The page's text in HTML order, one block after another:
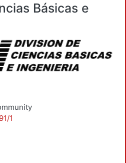
Básicas e
1